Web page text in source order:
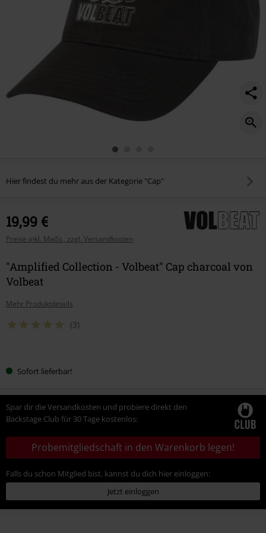
Hier findest du mehr aus der Kategorie "Cap"
19,99 €
Preise inkl. MwSt., zzgl. Versandkosten
"Amplified Collection - Volbeat" Cap charcoal von
Volbeat
Mehr Produktdetails
(3)
deineSofort lieferbar!
Spar dir die Versandkosten und probiere direkt den
Backstage Club für 30 Tage kostenlos:
Probemitgliedschaft in den Warenkorb legen!
Falls du schon Mitglied bist, kannst du dich hier einloggen:
Jetzt einloggen